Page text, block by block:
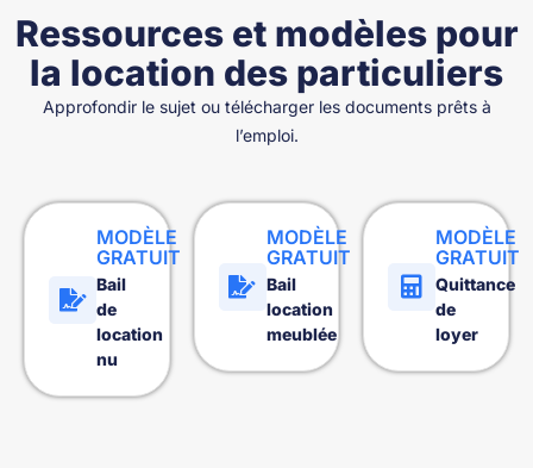
Ressources et modèles pour
la location des particuliers
Approfondir le sujet ou télécharger les documents prêts à
l’emploi.
MODÈLE
GRATUIT
Bail
de
location
nu
MODÈLE
GRATUIT
Bail
location
meublée
MODÈLE
GRATUIT
Quittance
de
loyer